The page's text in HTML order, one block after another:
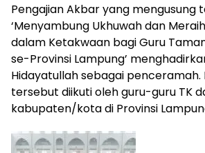
Pengajian Akbar yang mengusung
‘Menyambung Ukhuwah dan
dalam Ketakwaan bagi Guru
se-Provinsi Lampung’
Hidayatullah sebagai penceramah.
tersebut diikuti oleh guru-guru TK
kabupaten/kota di Provinsi